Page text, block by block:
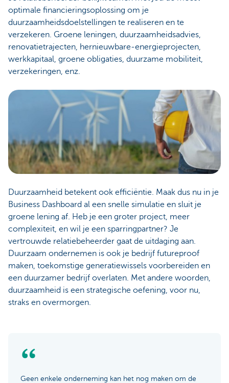
optimale financieringsoplossing om je
duurzaamheidsdoelstellingen te realiseren en te
verzekeren. Groene leningen, duurzaamheidsadvies,
renovatietrajecten, hernieuwbare-energieprojecten,
werkkapitaal, groene obligaties, duurzame mobiliteit,
verzekeringen, enz.
Duurzaamheid betekent ook efficiëntie. Maak dus nu in je
Business Dashboard al een snelle simulatie en sluit je
groene lening af. Heb je een groter project, meer
complexiteit, en wil je een sparringpartner? Je
vertrouwde relatiebeheerder gaat de uitdaging aan.
Duurzaam ondernemen is ook je bedrijf futureproof
maken, toekomstige generatiewissels voorbereiden en
een duurzamer bedrijf overlaten. Met andere woorden,
duurzaamheid is een strategische oefening, voor nu,
straks en overmorgen.
Geen enkele onderneming kan het nog maken om de